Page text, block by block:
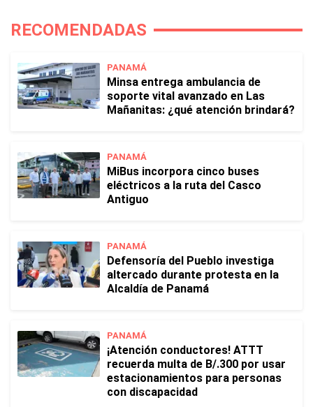
RECOMENDADAS
PANAMÁ
Minsa entrega ambulancia de
soporte vital avanzado en Las
Mañanitas: ¿qué atención brindará?
PANAMÁ
MiBus incorpora cinco buses
eléctricos a la ruta del Casco
Antiguo
PANAMÁ
Defensoría del Pueblo investiga
altercado durante protesta en la
Alcaldía de Panamá
PANAMÁ
¡Atención conductores! ATTT
recuerda multa de B/.300 por usar
estacionamientos para personas
con discapacidad